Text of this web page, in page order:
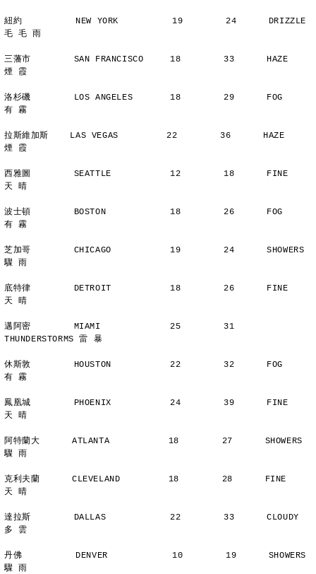
紐約          NEW YORK          19        24      DRIZZLE
毛 毛 雨
三藩市        SAN FRANCISCO     18        33      HAZE
煙 霞
洛杉磯        LOS ANGELES       18        29      FOG
有 霧
拉斯維加斯    LAS VEGAS         22        36      HAZE
煙 霞
西雅圖        SEATTLE           12        18      FINE
天 晴
波士頓        BOSTON            18        26      FOG
有 霧
芝加哥        CHICAGO           19        24      SHOWERS
驟 雨
底特律        DETROIT           18        26      FINE
天 晴
邁阿密        MIAMI             25        31
THUNDERSTORMS 雷 暴
休斯敦        HOUSTON           22        32      FOG
有 霧
鳳凰城        PHOENIX           24        39      FINE
天 晴
阿特蘭大      ATLANTA           18        27      SHOWERS
驟 雨
克利夫蘭      CLEVELAND         18        28      FINE
天 晴
達拉斯        DALLAS            22        33      CLOUDY
多 雲
丹佛          DENVER            10        19      SHOWERS
驟 雨